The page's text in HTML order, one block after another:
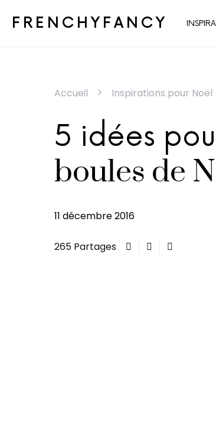
FRENCHYFANCY
Accueil Inspirations pour Noël
5 idées
boules de
11 décembre 2016
265 Partages